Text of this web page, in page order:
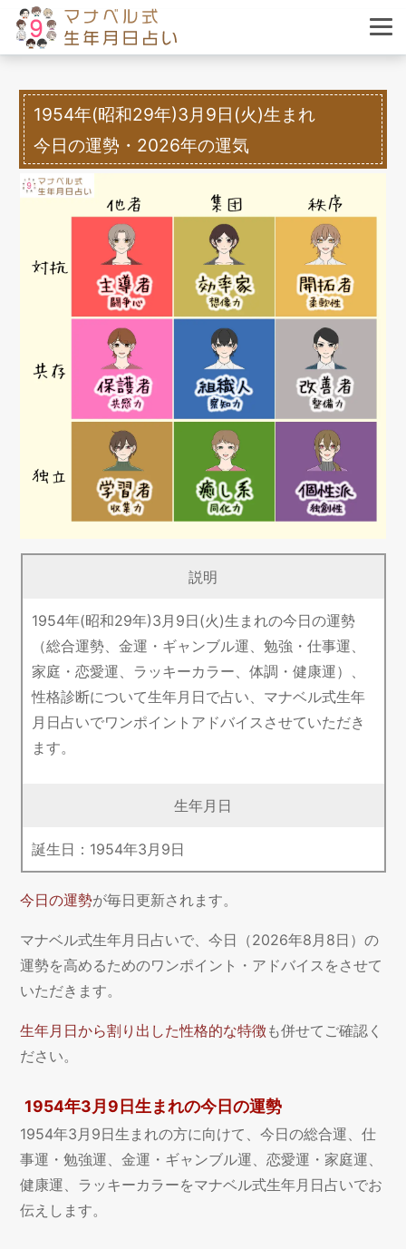
1954年(昭和29年)3月9日(火)生まれ
今日の運勢・2026年の運気
説明
1954年(昭和29年)3月9日(火)生まれの今日の運勢
（総合運勢、金運・ギャンブル運、勉強・仕事運、
家庭・恋愛運、ラッキーカラー、体調・健康運）、
性格診断について生年月日で占い、マナベル式生年
月日占いでワンポイントアドバイスさせていただき
ます。
生年月日
誕生日： 1954年3 月 9日
今日の運勢が毎日更新されます。
マナベル式生年月日占いで、今日（2026年8月8日）の
運勢を高めるためのワンポイント・アドバイスをさせて
いただきます。
生年月日から割り出した性格的な特徴も併せてご確認く
ださい。
1954年3月9日生まれの今日の運勢
1954年3月9日生まれの方に向けて、今日の総合運、仕
事運・勉強運、金運・ギャンブル運、恋愛運・家庭運、
健康運、ラッキーカラーをマナベル式生年月日占いでお
伝えします。